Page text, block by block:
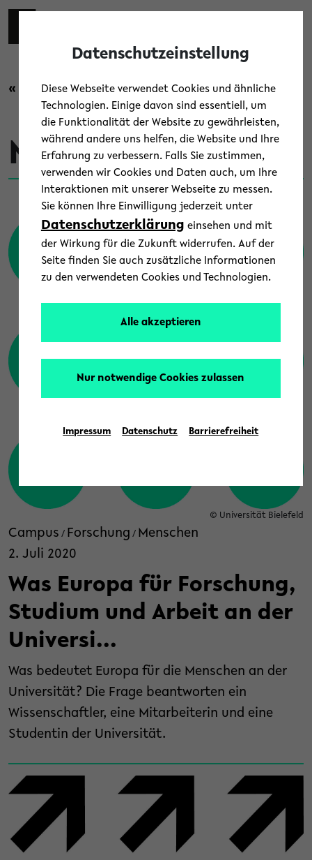
Skip to main content
« Zurück zur Übersicht
Menschen
© Universität Bielefeld
Campus / Forschung / Menschen
2. Juli 2020
Was Europa für Forschung,
Studium und Arbeit an der
Universi...
Was bedeutet Europa für die Menschen an der
Universität? Die Frage beantworten ein
Wissenschaftler, eine Mitarbeiterin und eine
Studentin der Universität.
Datenschutzeinstellung
Diese Webseite verwendet Cookies und ähnliche
Technologien. Einige davon sind essentiell, um
die Funktionalität der Website zu gewährleisten,
während andere uns helfen, die Website und Ihre
Erfahrung zu verbessern. Falls Sie zustimmen,
verwenden wir Cookies und Daten auch, um Ihre
Interaktionen mit unserer Webseite zu messen.
Sie können Ihre Einwilligung jederzeit unter
Datenschutzerklärung einsehen und mit
der Wirkung für die Zukunft widerrufen. Auf der
Seite finden Sie auch zusätzliche Informationen
zu den verwendeten Cookies und Technologien.
Alle akzeptieren
Nur notwendige Cookies zulassen
Impressum Datenschutz Barrierefreiheit